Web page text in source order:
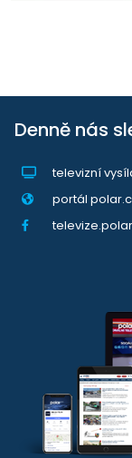
Denně nás
televizní
portál
televize.polar